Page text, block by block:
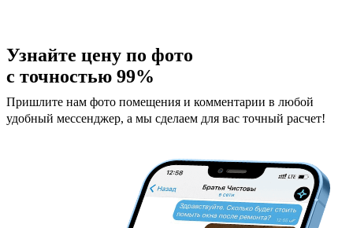
Узнайте цену по фото
с точностью 99%
Пришлите нам фото помещения и комментарии в любой
удобный мессенджер, а мы сделаем для вас точный расчет!